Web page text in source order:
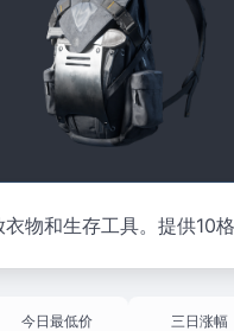
物和生存工具。提供10格
今日最低价 三日涨幅